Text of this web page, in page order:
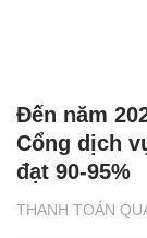
THANH TOÁN
Đến năm
Cổng dịch
đạt 90-95%